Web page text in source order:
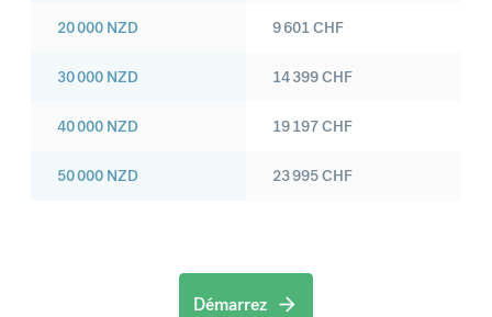
20 000 NZD
30 000 NZD
40 000 NZD
50 000 NZD
9 601CHF
14 399CHF
19 197CHF
23 995CHF
Démarrez